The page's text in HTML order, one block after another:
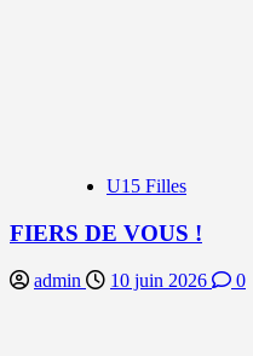
U15 Filles
FIERS DE VOUS !
admin 10 juin 2026 0